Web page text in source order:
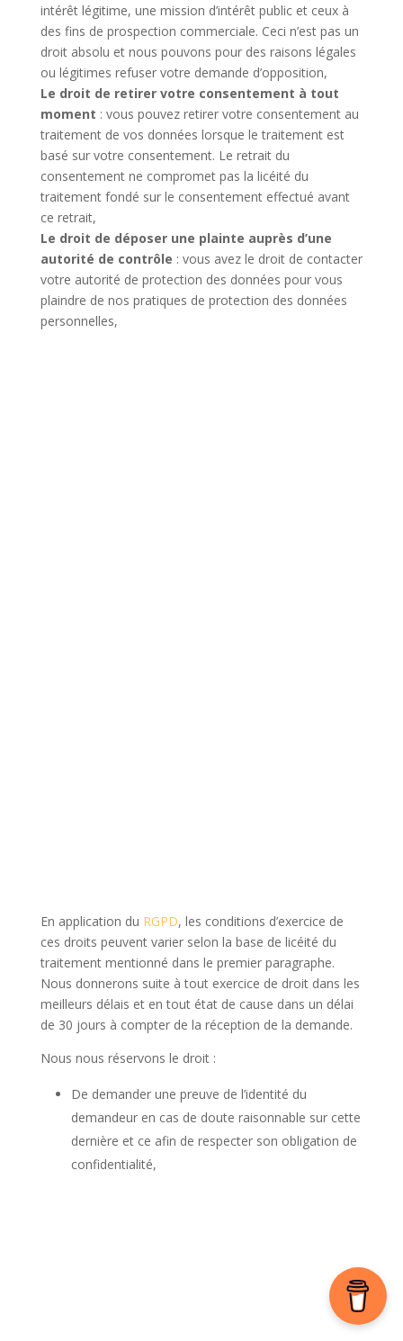
intérêt légitime, une mission d’intérêt public et ceux à
des fins de prospection commerciale. Ceci n’est pas un
droit absolu et nous pouvons pour des raisons légales
ou légitimes refuser votre demande d’opposition,
Le droit de retirer votre consentement à tout
moment : vous pouvez retirer votre consentement au
traitement de vos données lorsque le traitement est
basé sur votre consentement. Le retrait du
consentement ne compromet pas la licéité du
traitement fondé sur le consentement effectué avant
ce retrait,
Le droit de déposer une plainte auprès d’une
autorité de contrôle : vous avez le droit de contacter
votre autorité de protection des données pour vous
plaindre de nos pratiques de protection des données
personnelles,
En application du RGPD, les conditions d’exercice de
ces droits peuvent varier selon la base de licéité du
traitement mentionné dans le premier paragraphe.
Nous donnerons suite à tout exercice de droit dans les
meilleurs délais et en tout état de cause dans un délai
de 30 jours à compter de la réception de la demande.
Nous nous réservons le droit :
De demander une preuve de l’identité du
demandeur en cas de doute raisonnable sur cette
dernière et ce afin de respecter son obligation de
confidentialité,